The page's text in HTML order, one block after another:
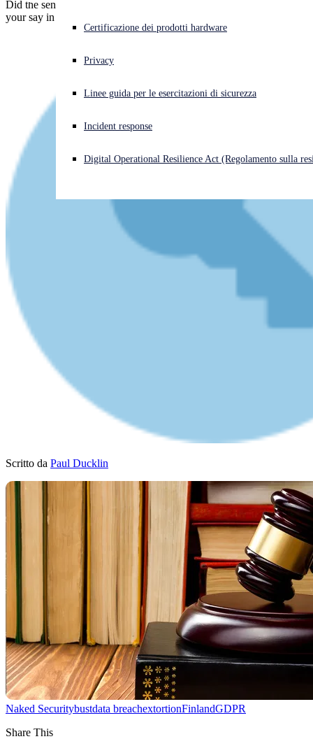
Cyberattacco in corso? Ottieni assistenza immediata
Open language switcher
Certificazione dei prodotti hardware
Privacy
Linee guida per le esercitazioni di sicurezza
Incident response
Digital Operational Resilience Act (Regolamento sulla
Did the sentence fit the crime? Read the backstory, and then have
your say in our comments! (You may post anonymously.)
Scritto da Paul Ducklin
Naked Securitybustdata breachextortionFinlandGDPR
Share This